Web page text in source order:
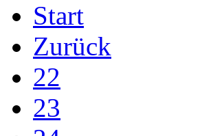
Start
Zurück
22
23